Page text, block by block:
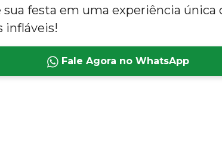
festa em uma experiência única
infláveis!
Fale Agora no WhatsApp